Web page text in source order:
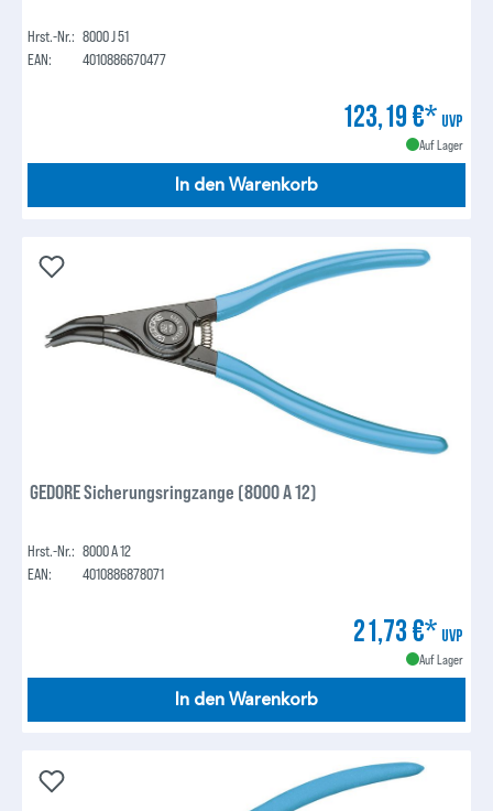
Hrst.-Nr.: 8000 J 51
EAN:
4010886670477
123,19 €* UVP
Auf Lager
In den Warenkorb
GEDORE Sicherungsringzange (8000 A 12)
Hrst.-Nr.: 8000 A 12
EAN:
4010886878071
21,73 €* UVP
Auf Lager
In den Warenkorb